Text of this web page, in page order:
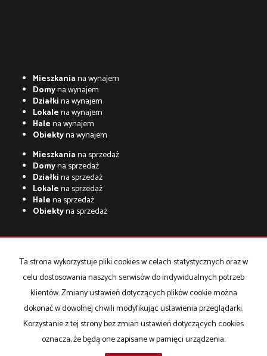
Mieszkaniana wynajem
Domyna wynajem
Działkina wynajem
Lokalena wynajem
Halena wynajem
Obiektyna wynajem
Mieszkaniana sprzedaż
Domyna sprzedaż
Działkina sprzedaż
Lokalena sprzedaż
Halena sprzedaż
Obiektyna sprzedaż
adresowo.pl
Strona główna Strona główna O firmie Współpraca Oferta
Oferty Hiszpania Kontakt
Program dla biur nieruchomości
Ta strona wykorzystuje pliki cookies w celach statystycznych oraz w
celu dostosowania naszych serwisów do indywidualnych potrzeb
klientów. Zmiany ustawień dotyczących plików cookie można
dokonać w dowolnej chwili modyfikując ustawienia przeglądarki.
Korzystanie z tej strony bez zmian ustawień dotyczących cookies
oznacza, że będą one zapisane w pamięci urządzenia.